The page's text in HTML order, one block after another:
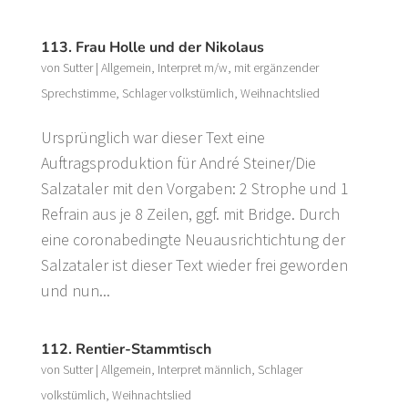
113. Frau Holle und der Nikolaus
von Sutter| Allgemein, Interpret m/w, mit ergänzender
Sprechstimme, Schlager volkstümlich, Weihnachtslied
Ursprünglich war dieser Text eine
Auftragsproduktion für André Steiner/Die
Salzataler mit den Vorgaben: 2 Strophe und 1
Refrain aus je 8 Zeilen, ggf. mit Bridge. Durch
eine coronabedingte Neuausrichtichtung der
Salzataler ist dieser Text wieder frei geworden
und nun...
112. Rentier-Stammtisch
von Sutter| Allgemein, Interpret männlich, Schlager
volkstümlich, Weihnachtslied